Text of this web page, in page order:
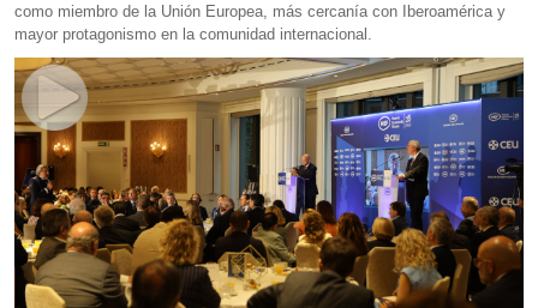
como miembro de la Unión Europea, más cercanía con Iberoamérica y
mayor protagonismo en la comunidad internacional.